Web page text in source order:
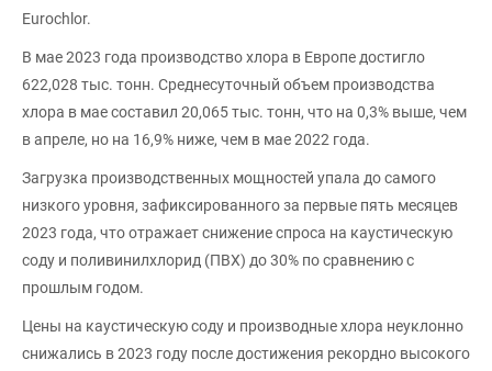
Eurochlor.
В мае 2023 года производство хлора в Европе достигло
622,028 тыс. тонн. Среднесуточный объем производства
хлора в мае составил 20,065 тыс. тонн, что на 0,3% выше, чем
в апреле, но на 16,9% ниже, чем в мае 2022 года.
Загрузка производственных мощностей упала до самого
низкого уровня, зафиксированного за первые пять месяцев
2023 года, что отражает снижение спроса на каустическую
соду и поливинилхлорид (ПВХ) до 30% по сравнению с
прошлым годом.
Цены на каустическую соду и производные хлора неуклонно
снижались в 2023 году после достижения рекордно высокого